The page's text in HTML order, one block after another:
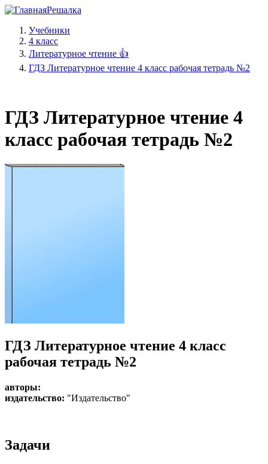
Решалка
Учебники
4 класс
Литературное чтение 👍
ГДЗ Литературное чтение 4 класс рабочая тетрадь №2
ГДЗ Литературное чтение 4
класс рабочая тетрадь №2
ГДЗ Литературное чтение 4 класс
рабочая тетрадь №2
авторы:
издательство: "Издательство"
Задачи